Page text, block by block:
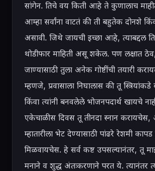
सांगेन. तिचे वय किती आहे ते कुणालाच
आम्हा सर्वांना वाटतं की ती बहुतेक दोनशे
असावी. जिथे जायची इच्छा आहे, त्याबद्दल
थोडीफार माहिती असू शकेल. पण लक्षात
जाण्यासाठी तुला अनेक गोष्टींची तयारी
म्हणजे, प्रवासाला निघालास की तू
किंवा त्यांनी बनवलेले भोजनपदार्थ खायचे
एकेचाळीस दिवस तू तीनदा स्नान करायचेस,
म्हातारीला भेट देण्यासाठी पांढरे रेशमी
मिळवायचेस. हे सर्व कष्ट उपसल्यानंतर, तू
मनाने व शुद्ध अंतःकरणाने परत ये. त्यानंतर